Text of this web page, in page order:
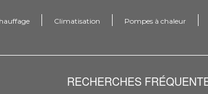
Climatisation Pompes à chaleur
RECHERCHES